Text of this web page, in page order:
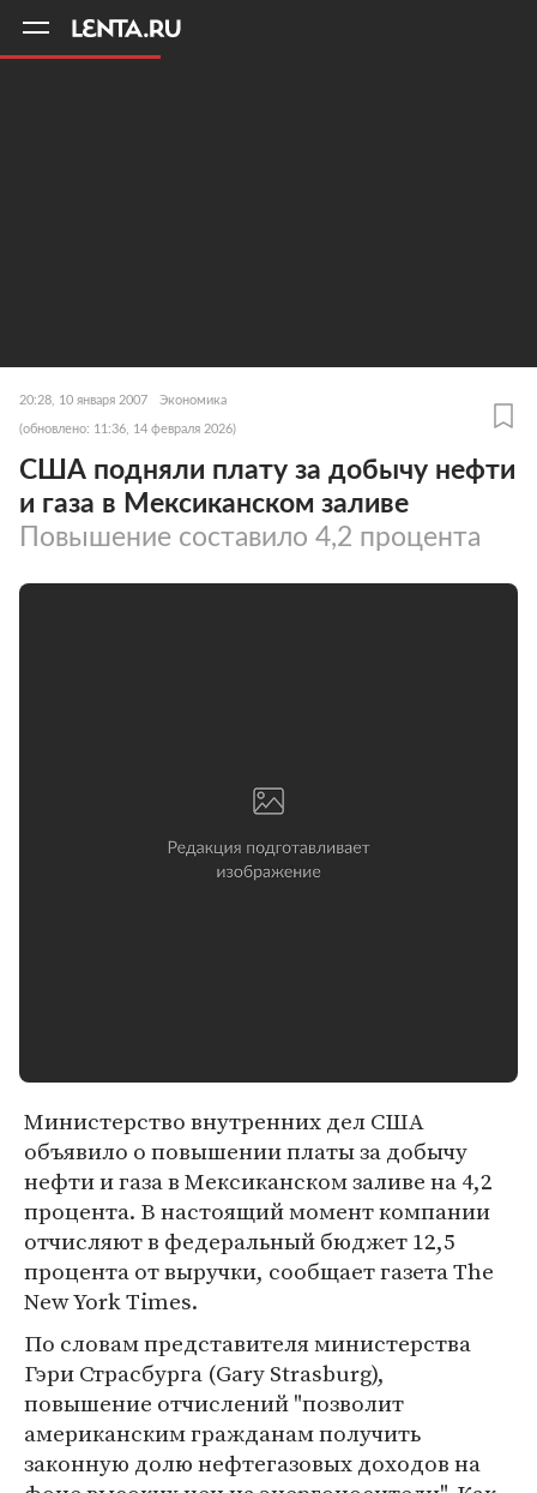
20:28, 10 января 2007 Экономика
(обновлено: 11:36, 14 февраля 2026)
США подняли плату за добычу нефти
и газа в Мексиканском заливе
Повышение составило 4,2 процента
Министерство внутренних дел США
объявило о повышении платы за добычу
нефти и газа в Мексиканском заливе на 4,2
процента. В настоящий момент компании
отчисляют в федеральный бюджет 12,5
процента от выручки, сообщает газета The
New York Times.
По словам представителя министерства
Гэри Страсбурга (Gary Strasburg),
повышение отчислений "позволит
американским гражданам получить
законную долю нефтегазовых доходов на